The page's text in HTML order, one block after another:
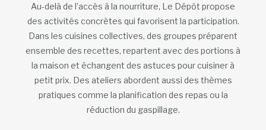
Au-delà de l’accès à la nourriture, Le Dépôt propose
des activités concrètes qui favorisent la participation.
Dans les cuisines collectives, des groupes préparent
ensemble des recettes, repartent avec des portions à
la maison et échangent des astuces pour cuisiner à
petit prix. Des ateliers abordent aussi des thèmes
pratiques comme la planification des repas ou la
réduction du gaspillage.